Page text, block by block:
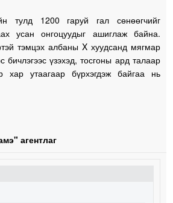
тулд 1200 гаруй гал сөнөөгчийг
усан онгоцуудыг ашиглаж байна.
тэмцэх албаны X хуудсанд мягмар
бичлэгээс үзэхэд, тосгоны ард талаар
хар утаагаар бүрхэгдэж байгаа нь
агентлаг